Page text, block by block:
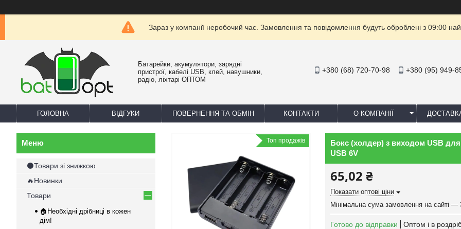
Зараз у компанії неробочий час. Замовлення та повідомлення будуть оброблені з 09:00
Батарейки, акумулятори, зарядні
пристрої, кабелі USB, клей, навушники,
радіо, ліхтарі ОПТОМ
+380 (68) 720-70-98 +380 (95) 949-
ГОЛОВНА ВІДГУКИ ПОВЕРНЕННЯ ТА ОБМІН КОНТАКТИ О КОМПАНІЇ
Топ продажів
Бокс (холдер) з виходом USB
USB 6V
65,02 ₴
Показати оптові ціни
Мінімальна сума замовлення на сайті —
Готово до відправки Оптом і в
⚫Товари зі знижкою
🔥Новинки
Товари
🏠Необхідні дрібниці в кожен
дім!